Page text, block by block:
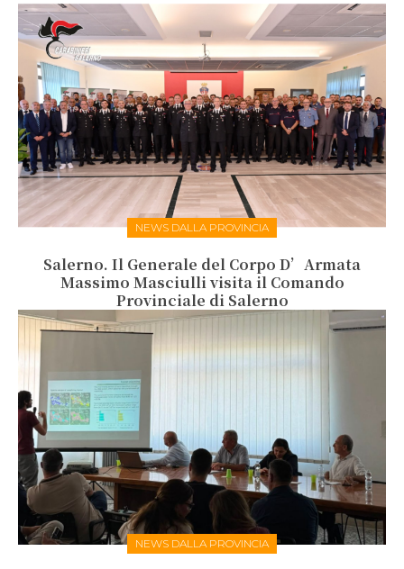
NEWS DALLA PROVINCIA
Salerno. Il Generale del Corpo D’Armata
Massimo Masciulli visita il Comando
Provinciale di Salerno
NEWS DALLA PROVINCIA